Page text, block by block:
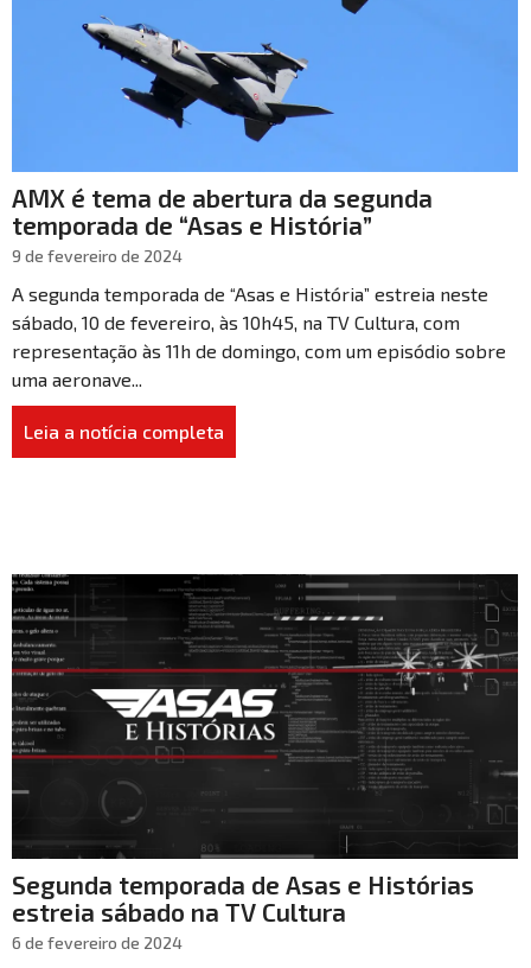
AMX é tema de abertura da segunda
temporada de “Asas e História”
9 de fevereiro de 2024
A segunda temporada de “Asas e História” estreia neste
sábado, 10 de fevereiro, às 10h45, na TV Cultura, com
representação às 11h de domingo, com um episódio sobre
uma aeronave...
Leia a notícia completa
Segunda temporada de Asas e Histórias
estreia sábado na TV Cultura
6 de fevereiro de 2024